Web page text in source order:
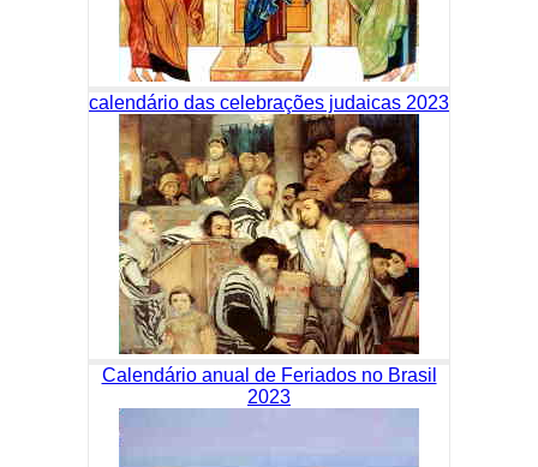
calendário das celebrações judaicas 2023
Calendário anual de Feriados no Brasil
2023